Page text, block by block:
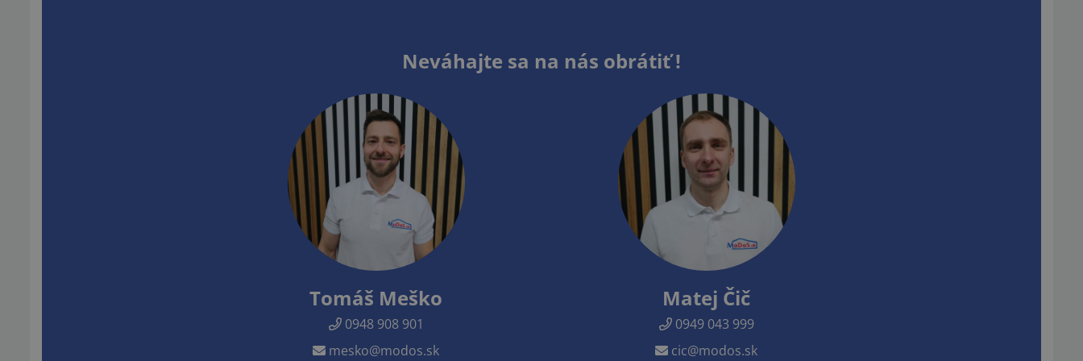
Neváhajte sa na nás obrátiť !
Tomáš Meško
0948 908 901
mesko@modos.sk
Matej Čič
0949 043 999
cic@modos.sk